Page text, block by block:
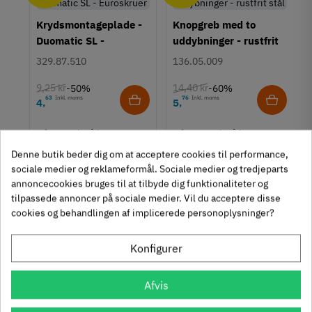
Mat
Sort
Montering
M4 bolt
Knopgreb
Stil
Moderne
Tilstand Ny
Krydsmontageplade -
Duomatic SL -
Euroskruer
329.87.510
9,25 kr-50%
4,63 Inkl. moms
312 stk på lager
Knopgreb med to
uddybninger - rustfrit
stål
136.05.009
14,40 kr-60%
5,76 Inkl. moms
1131 stk på lager
Se også disse alternativer i stedet
Denne butik beder dig om at acceptere cookies til performance,
sociale medier og reklameformål. Sociale medier og tredjeparts
annoncecookies bruges til at tilbyde dig funktionaliteter og
tilpassede annoncer på sociale medier. Vil du acceptere disse
cookies og behandlingen af implicerede personoplysninger?
Konfigurer
Afvis